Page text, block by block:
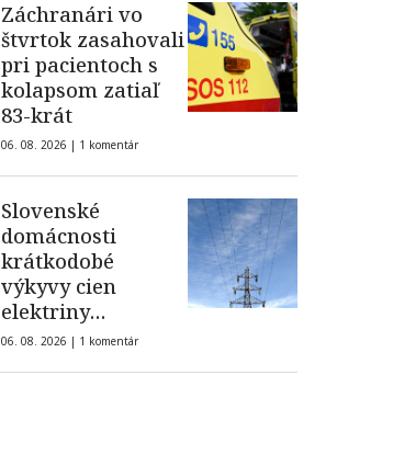
Záchranári vo
štvrtok zasahovali
pri pacientoch s
kolapsom zatiaľ
83-krát
06. 08. 2026 | 1 komentár
Slovenské
domácnosti
krátkodobé
výkyvy cien
elektriny
spôsobené teplom
06. 08. 2026 | 1 komentár